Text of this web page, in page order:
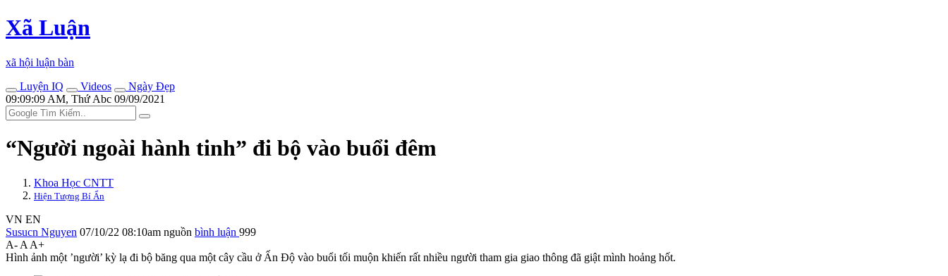
Xã Luận
xã hội luận bàn
Luyện IQ
Videos
Ngày Đẹp
09:09:09 AM, Thứ Abc 09/09/2021
“Người ngoài hành tinh” đi bộ vào buổi đêm
Khoa Học CNTT
Hiện Tượng Bí Ẩn
VN EN
Susucn Nguyen 07/10/22 08:10am nguồn bình luận 999
A- A A+
Hình ảnh một ’người’ kỳ lạ đi bộ băng qua một cây cầu ở Ấn Độ vào buổi tối muộn khiến rất nhiều người tham gia giao thông đã giật mình hoảng hốt.